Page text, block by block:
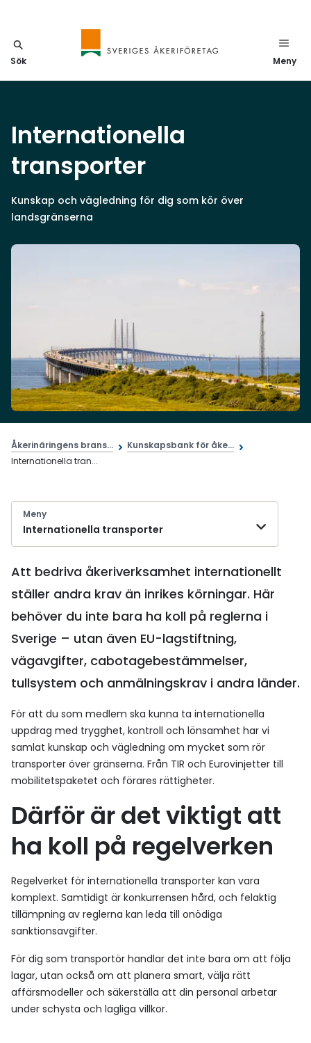
Sök Meny
Internationella
transporter
Kunskap och vägledning för dig som kör över
landsgränserna
Åkerinäringens brans...
Kunskapsbank för åke...
Internationella tran...
Meny
Internationella transporter
Att bedriva åkeriverksamhet internationellt
ställer andra krav än inrikes körningar. Här
behöver du inte bara ha koll på reglerna i
Sverige – utan även EU-lagstiftning,
vägavgifter, cabotagebestämmelser,
tullsystem och anmälningskrav i andra länder.
För att du som medlem ska kunna ta internationella
uppdrag med trygghet, kontroll och lönsamhet har vi
samlat kunskap och vägledning om mycket som rör
transporter över gränserna. Från TIR och Eurovinjetter till
mobilitetspaketet och förares rättigheter.
Därför är det viktigt att
ha koll på regelverken
Regelverket för internationella transporter kan vara
komplext. Samtidigt är konkurrensen hård, och felaktig
tillämpning av reglerna kan leda till onödiga
sanktionsavgifter.
För dig som transportör handlar det inte bara om att följa
lagar, utan också om att planera smart, välja rätt
affärsmodeller och säkerställa att din personal arbetar
under schysta och lagliga villkor.